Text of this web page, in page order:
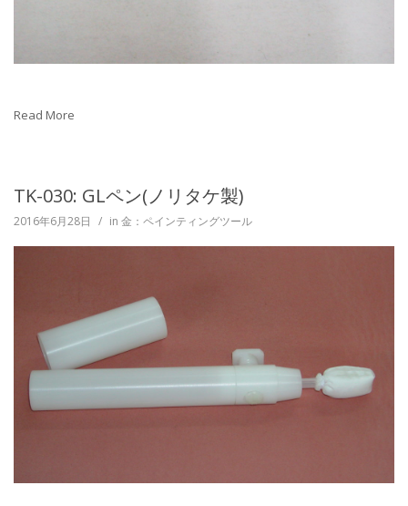
Read More
TK-030: GLペン(ノリタケ製)
2016年6月28日 / in 金：ペインティングツール